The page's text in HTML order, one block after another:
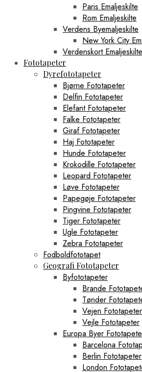
Paris Emaljeskilte
Rom Emaljeskilte
Verdens Byemaljeskilte
New York City
Verdenskort Emaljeskilte
Fototapeter
Dyrefototapeter
Bjørne Fototapeter
Delfin Fototapeter
Elefant Fototapeter
Falke Fototapeter
Giraf Fototapeter
Haj Fototapeter
Hunde Fototapeter
Krokodille Fototapeter
Leopard Fototapeter
Løve Fototapeter
Papegøje Fototapeter
Pingvine Fototapeter
Tiger Fototapeter
Ugle Fototapeter
Zebra Fototapeter
Fodboldfototapet
Geografi Fototapeter
Byfototapeter
Brande
Tønder
Vejen Fototapeter
Vejle Fototapeter
Europa Byer
Barcelona
Berlin Fototapeter
London